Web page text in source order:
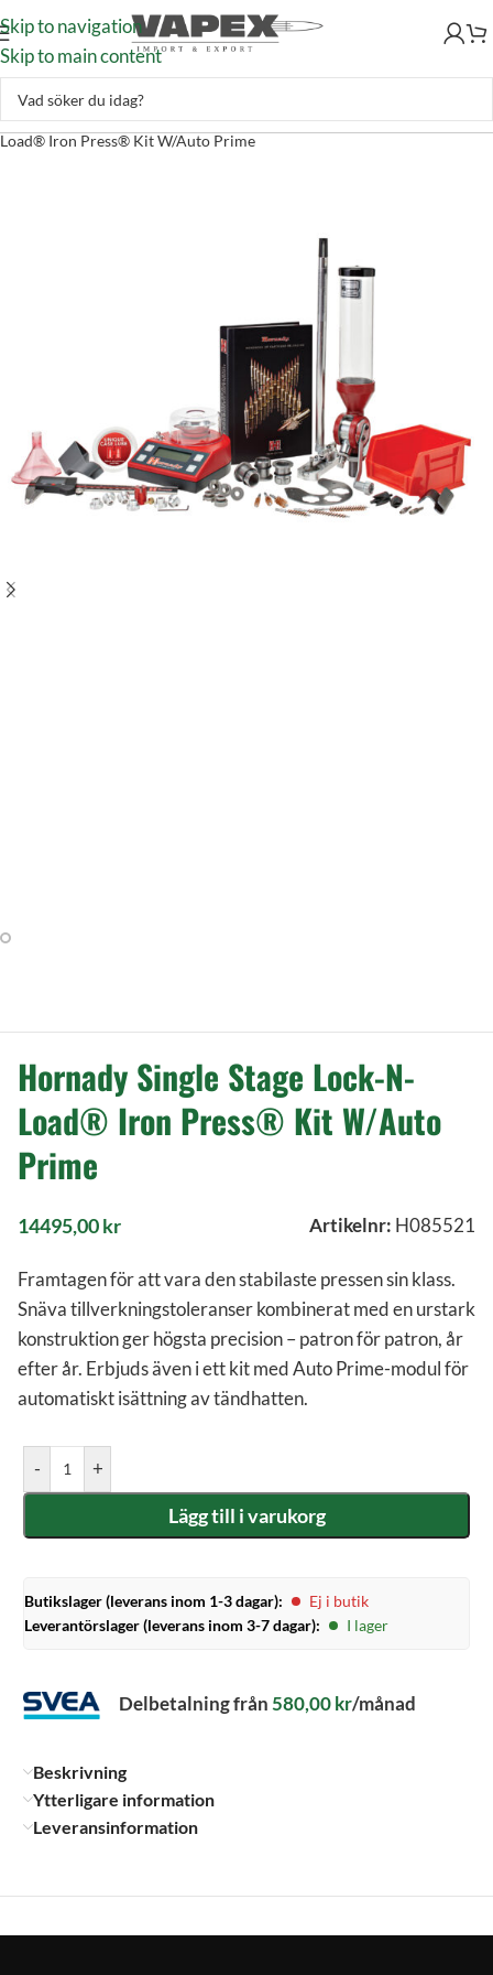
Skip to navigation
Skip to main content
Handladdning–Pressar–Enkelpress–Hornady Single Stage Lock-N-
Load® Iron Press® Kit W/Auto Prime
Hornady Single Stage Lock-N-
Load® Iron Press® Kit W/Auto
Prime
14495,00kr Artikelnr: H085521
Framtagen för att vara den stabilaste pressen sin klass.
Snäva tillverkningstoleranser kombinerat med en urstark
konstruktion ger högsta precision – patron för patron, år
efter år. Erbjuds även i ett kit med Auto Prime-modul för
automatiskt isättning av tändhatten.
- +
Lägg till i varukorg
Butikslager (leverans inom 1-3 dagar):
Ej i butik
Leverantörslager (leverans inom 3-7 dagar):
I lager
Delbetalning från580,00kr/månad
Beskrivning
Ytterligare information
Leveransinformation